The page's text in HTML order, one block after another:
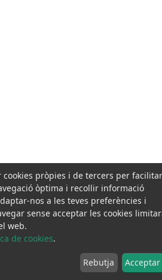
pròpies i de tercers per
òptima i recollir informació
nos a les teves preferències i
sense acceptar les cookies
web.
de cookies.
Rebutja Acceptar